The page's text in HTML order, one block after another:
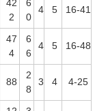
42
2
6
0
4 5 16-41
47
4
6
6
4 5 16-48
88
2
8
3 4 4-25